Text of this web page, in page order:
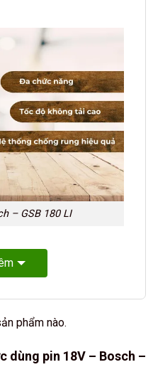
– GSB 180 LI
phẩm nào.
dùng pin 18V – Bosch –